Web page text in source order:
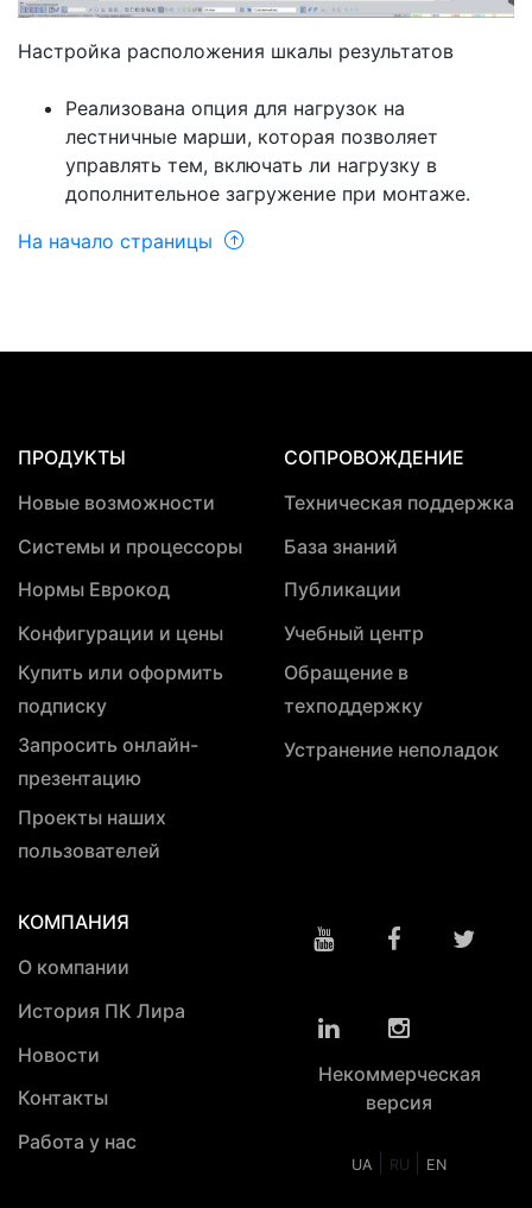
Настройка расположения шкалы результатов
Реализована опция для нагрузок на
лестничные марши, которая позволяет
управлять тем, включать ли нагрузку в
дополнительное загружение при монтаже.
На начало страницы
ПРОДУКТЫ
Новые возможности
Системы и процессоры
Нормы Еврокод
Конфигурации и цены
Купить или оформить
подписку
Запросить онлайн-
презентацию
Проекты наших
пользователей
СОПРОВОЖДЕНИЕ
Техническая поддержка
База знаний
Публикации
Учебный центр
Обращение в
техподдержку
Устранение неполадок
КОМПАНИЯ
О компании
История ПК Лира
Новости
Контакты
Работа у нас
Некоммерческая
версия
UA RU EN